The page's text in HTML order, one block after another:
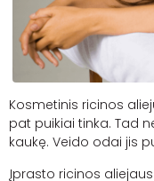
Kosmetinis ricinos
pat puikiai tinka. Tad
kaukę. Veido odai jis
Įprasto ricinos